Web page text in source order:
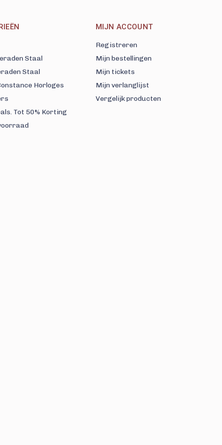
Staal
Staal
Horloges
Tot 50% Korting
MIJN ACCOUNT
Registreren
Mijn bestellingen
Mijn tickets
Mijn verlanglijst
Vergelijk producten